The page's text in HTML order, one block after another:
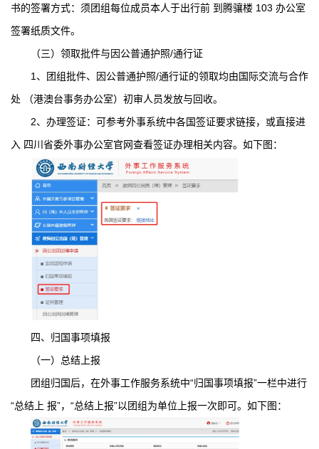
书的签署方式：须团组每位成员本人于出行前 到腾骧楼 103 办公室
签署纸质文件。
（三）领取批件与因公普通护照/通行证
1、团组批件、因公普通护照/通行证的领取均由国际交流与合作
处 （港澳台事务办公室）初审人员发放与回收。
2、办理签证：可参考外事系统中各国签证要求链接，或直接进
入 四川省委外事办公室官网查看签证办理相关内容。如下图：
四、归国事项填报
（一）总结上报
团组归国后，在外事工作服务系统中“归国事项填报”一栏中进行
“总结上 报”，“总结上报”以团组为单位上报一次即可。如下图：